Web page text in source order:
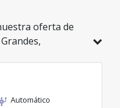
oferta de
con
20€/día.
Automático